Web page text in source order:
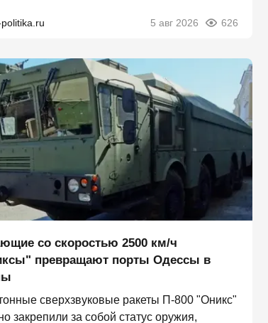
politika.ru 5 авг 2026 626
со скоростью 2500 км/ч
превращают порты Одессы в
сверхзвуковые ракеты П‑800 "Оникс"
закрепили за собой статус оружия,